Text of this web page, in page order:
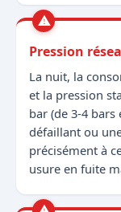
Pression
La nuit, la
et la pression
bar (de 3-4
défaillant ou
précisément à
usure en fuite